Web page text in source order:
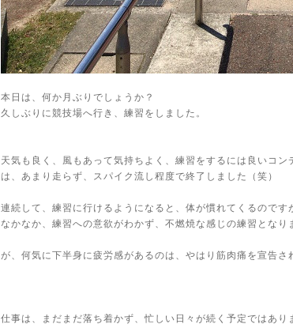
本日は、何か月ぶりでしょうか？
久しぶりに競技場へ行き、練習をしました。
天気も良く、風もあって気持ちよく、練習をするには良いコ
は、あまり走らず、スパイク流し程度で終了しました（笑）
連続して、練習に行けるようになると、体が慣れてくるのです
なかなか、練習への意欲がわかず、不燃焼な感じの練習となり
が、何気に下半身に疲労感があるのは、やはり筋肉痛を宣告さ
仕事は、まだまだ落ち着かず、忙しい日々が続く予定ではあり